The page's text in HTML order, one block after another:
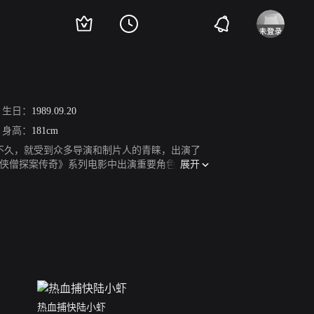
生日： 1989.09.20
身高： 181cm
，就受到众多导演和制片人的青睐，出演了
僧探案传奇》系列电影中出演重要角色“盗展开
热血捕快陆小虾